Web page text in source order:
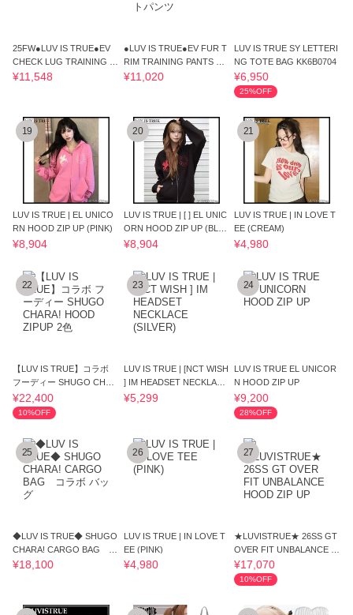
25FW●LUV IS TRUE●EV
CHECK LUG TRAINING ZI
P UP 人気
¥11,548
●LUV IS TRUE●EV FUR T
RIM TRAINING PANTS ス
ウェットパンツ
¥11,020
LUV IS TRUE SY LETTERI
NG TOTE BAG KK6B0704
¥6,950
25%OFF
19
LUV IS TRUE | EL UNICO
RN HOOD ZIP UP (PINK)
¥8,904
20
LUV IS TRUE | [ ] EL UNIC
ORN HOOD ZIP UP (BLA
CK)
¥8,904
21
LUV IS TRUE | IN LOVE T
EE (CREAM)
¥4,980
22
【LUV IS TRUE】コラボ
フーディー SHUGO CHAR
A! HOOD ZIPUP 2色
¥22,400
10%OFF
23
LUV IS TRUE | [NCT WISH
] IM HEADSET NECKLACE
(SILVER)
¥5,299
24
LUV IS TRUE EL UNICOR
N HOOD ZIP UP
¥9,200
28%OFF
25
◆LUV IS TRUE◆ SHUGO
CHARA! CARGO BAG コ
ラボ バッグ
¥18,100
26
LUV IS TRUE | IN LOVE T
EE (PINK)
¥4,980
27
★LUVISTRUE★ 26SS GT
OVER FIT UNBALANCE H
OOD ZIP UP
¥17,070
10%OFF